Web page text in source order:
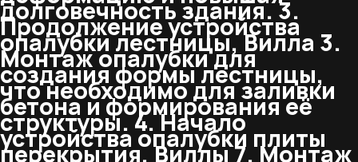
долговечность здания. 3.
Продолжение устройства
опалубки лестницы, Вилла 3.
Монтаж опалубки для
создания формы лестницы,
что необходимо для заливки
бетона и формирования её
структуры. 4. Начало
устройства опалубки плиты
перекрытия, Виллы 7. Монтаж